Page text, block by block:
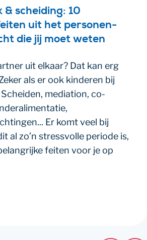
& scheiding: 10
uit het personen-
die jij moet weten
uit elkaar? Dat kan erg
als er ook kinderen bij
mediation, co-
Er komt veel bij
al zo’n stressvolle periode is,
feiten voor je op